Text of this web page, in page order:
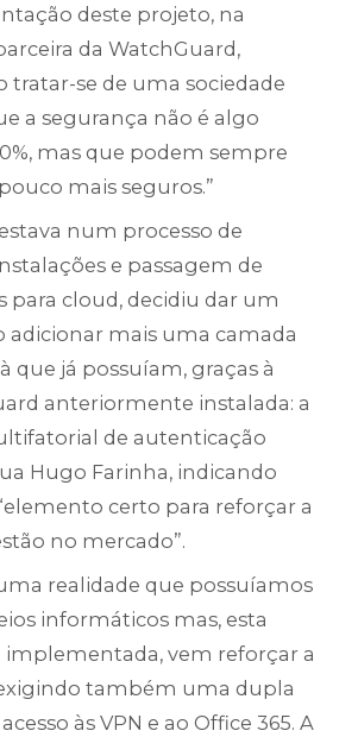
deste projeto, na
da WatchGuard,
tratar-se de uma sociedade
a segurança não é algo
mas que podem sempre
mais seguros.”
num processo de
e passagem de
para cloud, decidiu dar um
adicionar mais uma camada
que já possuíam, graças à
anteriormente instalada: a
de autenticação
Hugo Farinha, indicando
certo para reforçar a
no mercado”.
uma realidade que possuíamos
informáticos mas, esta
implementada, vem reforçar a
também uma dupla
às VPN e ao Office 365. A